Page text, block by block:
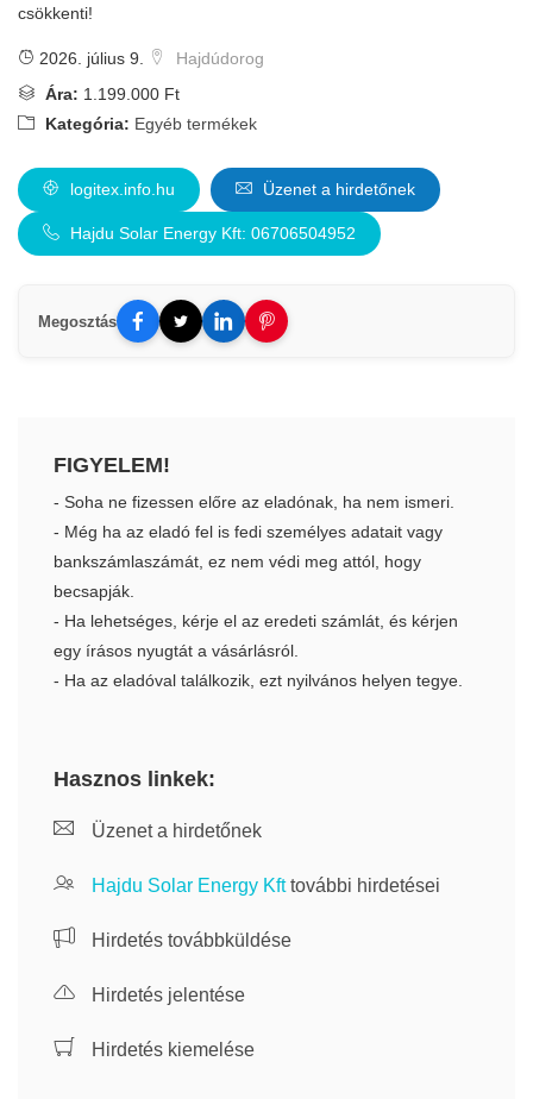
csökkenti!
2026. július 9.
Hajdúdorog
Ára: 1.199.000 Ft
Kategória: Egyéb termékek
logitex.info.hu Üzenet a hirdetőnek
Hajdu Solar Energy Kft: 06706504952
Megosztás
FIGYELEM!
- Soha ne fizessen előre az eladónak, ha nem ismeri.
- Még ha az eladó fel is fedi személyes adatait vagy
bankszámlaszámát, ez nem védi meg attól, hogy
becsapják.
- Ha lehetséges, kérje el az eredeti számlát, és kérjen
egy írásos nyugtát a vásárlásról.
- Ha az eladóval találkozik, ezt nyilvános helyen tegye.
Hasznos linkek:
Üzenet a hirdetőnek
Hajdu Solar Energy Kfttovábbi hirdetései
Hirdetés továbbküldése
Hirdetés jelentése
Hirdetés kiemelése